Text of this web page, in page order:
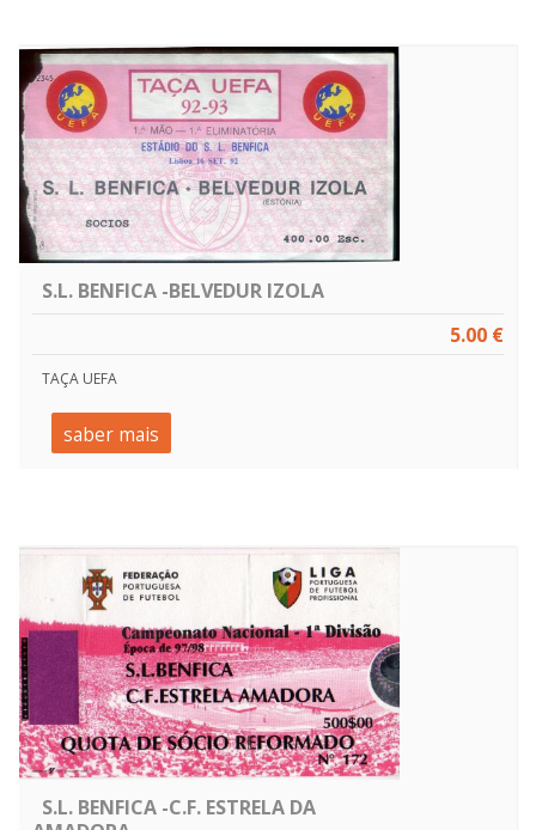
S.L. BENFICA -BELVEDUR IZOLA
5.00 €
TAÇA UEFA
saber mais
S.L. BENFICA -C.F. ESTRELA DA